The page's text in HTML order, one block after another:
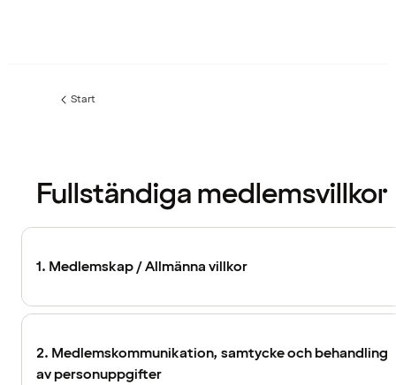
Start
Fullständiga medlemsvillkor
1. Medlemskap / Allmänna villkor
2. Medlemskommunikation, samtycke och behandling
av personuppgifter